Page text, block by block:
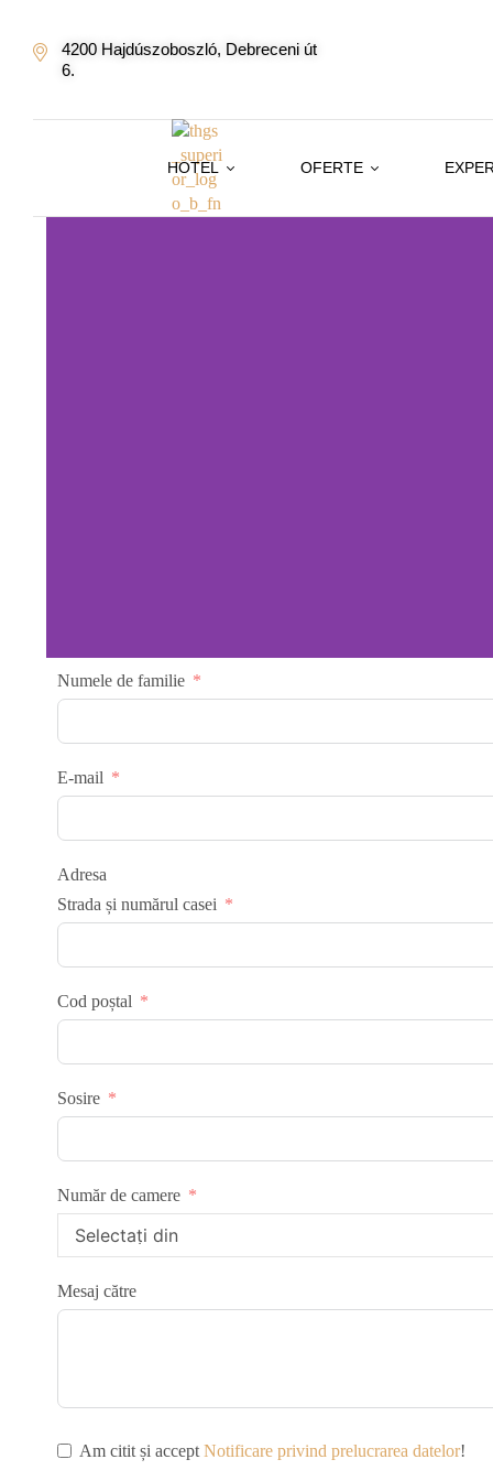
4200 Hajdúszoboszló, Debreceni út
6.
HOTEL OFERTE
Titlul
Lorem ipsum dolor sit amet
Numele de familie
E-mail
Adresa
Strada și numărul casei
Cod poștal
Sosire
Număr de camere
Mesaj către
Am citit și accept Notificare privind prelucrarea datelor!